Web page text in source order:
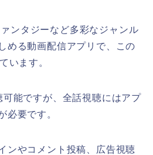
ンタジーなど多彩なジャンル
める動画配信アプリで、この
います。
能ですが、全話視聴にはアプ
必要です。
ンやコメント投稿、広告視聴